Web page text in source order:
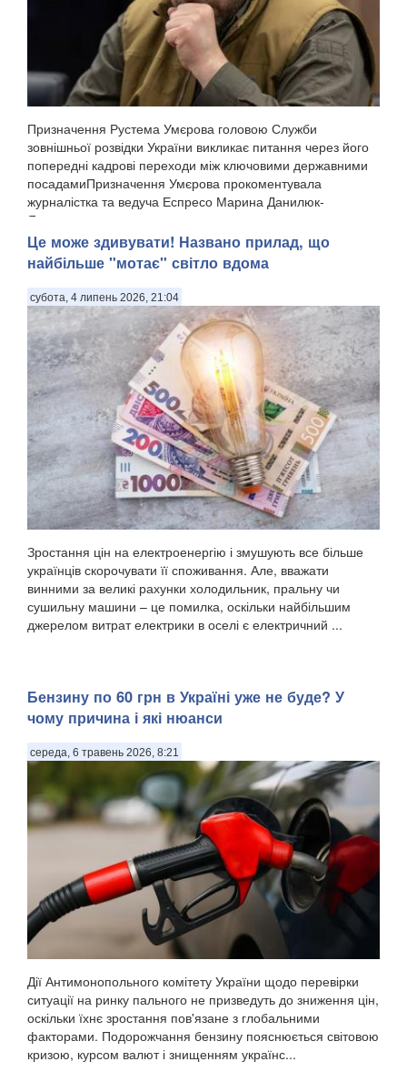
Призначення Рустема Умєрова головою Служби
зовнішньої розвідки України викликає питання через його
попередні кадрові переходи між ключовими державними
посадамиПризначення Умєрова прокоментувала
журналістка та ведуча Еспресо Марина Данилюк-
Ярмолаєва у п...
Це може здивувати! Названо прилад, що
найбільше "мотає" світло вдома
субота, 4 липень 2026, 21:04
Зростання цін на електроенергію і змушують все більше
українців скорочувати її споживання. Але, вважати
винними за великі рахунки холодильник, пральну чи
сушильну машини – це помилка, оскільки найбільшим
джерелом витрат електрики в оселі є електричний ...
Бензину по 60 грн в Україні уже не буде? У
чому причина і які нюанси
середа, 6 травень 2026, 8:21
Дії Антимонопольного комітету України щодо перевірки
ситуації на ринку пального не призведуть до зниження цін,
оскільки їхнє зростання пов'язане з глобальними
факторами. Подорожчання бензину пояснюється світовою
кризою, курсом валют і знищенням українс...